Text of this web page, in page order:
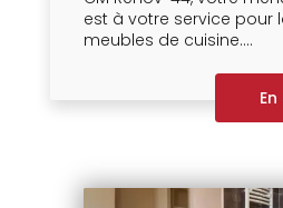
est à votre service pour
meubles de cuisine....